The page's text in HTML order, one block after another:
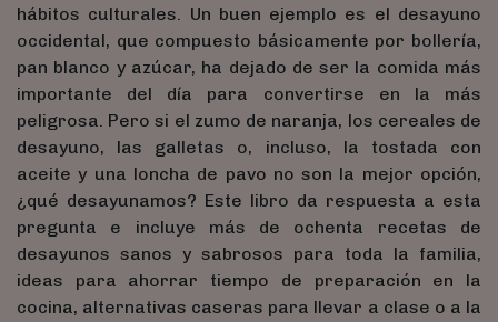
hábitos culturales. Un buen ejemplo es el desayuno
occidental, que compuesto básicamente por bollería,
pan blanco y azúcar, ha dejado de ser la comida más
importante del día para convertirse en la más
peligrosa. Pero si el zumo de naranja, los cereales de
desayuno, las galletas o, incluso, la tostada con
aceite y una loncha de pavo no son la mejor opción,
¿qué desayunamos? Este libro da respuesta a esta
pregunta e incluye más de ochenta recetas de
desayunos sanos y sabrosos para toda la familia,
ideas para ahorrar tiempo de preparación en la
cocina, alternativas caseras para llevar a clase o a la